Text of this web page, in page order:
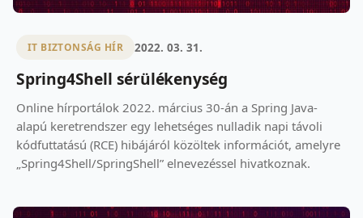
IT BIZTONSÁG HÍR 2022. 03. 31.
Spring4Shell sérülékenység
Online hírportálok 2022. március 30-án a Spring Java-
alapú keretrendszer egy lehetséges nulladik napi távoli
kódfuttatású (RCE) hibájáról közöltek információt, amelyre
„Spring4Shell/SpringShell” elnevezéssel hivatkoznak.